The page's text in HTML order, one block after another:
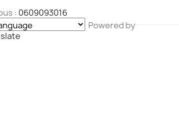
: 0609093016
Powered by